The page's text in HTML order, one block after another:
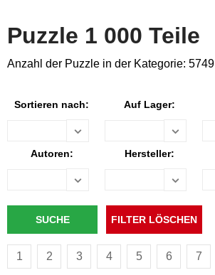
Puzzle 1 000 Teile
Anzahl der Puzzle in der Kategorie: 5749
Sortieren nach: Auf Lager:
Autoren: Hersteller:
1 2 3 4 5 6 7